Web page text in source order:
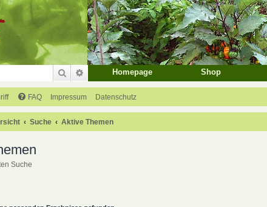
Suche Erweiterte Suche
Homepage Shop
FAQ Impressum Datenschutz
Suche Aktive Themen
Suche